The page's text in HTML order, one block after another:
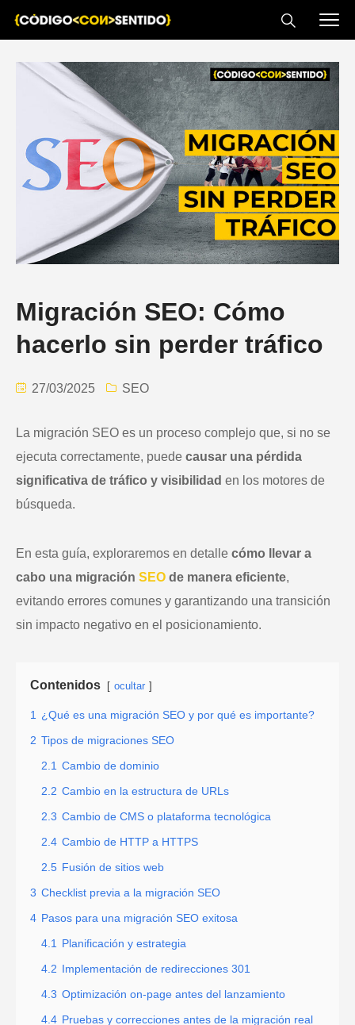
Migración SEO: Cómo
hacerlo sin perder tráfico
27/03/2025 SEO
La migración SEO es un proceso complejo que, si no se
ejecuta correctamente, puede causar una pérdida
significativa de tráfico y visibilidad en los motores de
búsqueda.
En esta guía, exploraremos en detalle cómo llevar a
cabo una migración SEO de manera eficiente,
evitando errores comunes y garantizando una transición
sin impacto negativo en el posicionamiento.
Contenidos ocultar
1 ¿Qué es una migración SEO y por qué es importante?
2 Tipos de migraciones SEO
2.1 Cambio de dominio
2.2 Cambio en la estructura de URLs
2.3 Cambio de CMS o plataforma tecnológica
2.4 Cambio de HTTP a HTTPS
2.5 Fusión de sitios web
3 Checklist previa a la migración SEO
4 Pasos para una migración SEO exitosa
4.1 Planificación y estrategia
4.2 Implementación de redirecciones 301
4.3 Optimización on-page antes del lanzamiento
4.4 Pruebas y correcciones antes de la migración real